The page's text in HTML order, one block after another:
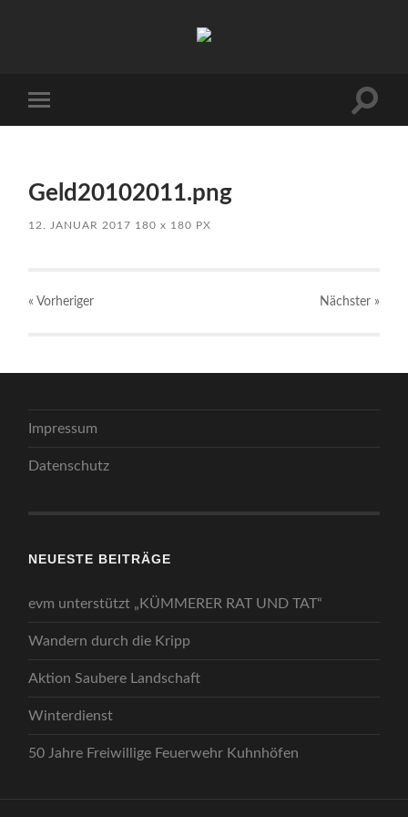
Menü
Geld20102011.png
12. JANUAR 2017 180x 180 PX
« Vorheriger Nächster »
Impressum
Datenschutz
NEUESTE BEITRÄGE
evm unterstützt „KÜMMERER RAT UND TAT“
Wandern durch die Kripp
Aktion Saubere Landschaft
Winterdienst
50 Jahre Freiwillige Feuerwehr Kuhnhöfen